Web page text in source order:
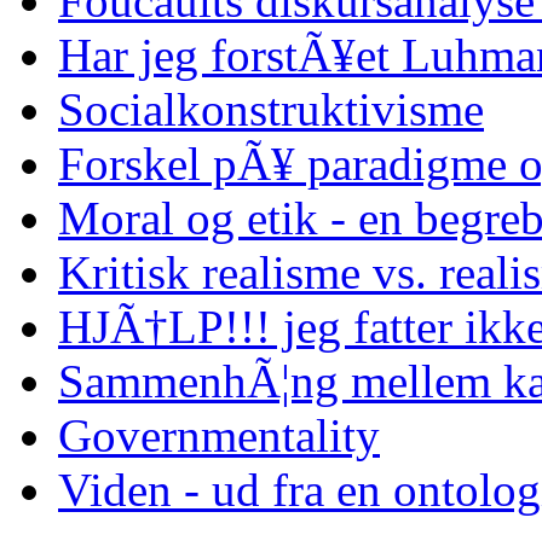
Har jeg forstÃ¥et
Socialkonstruktivisme
Forskel pÃ¥ paradigme
Moral og etik - en
Kritisk realisme vs.
HJÃ†LP!!! jeg fatter
SammenhÃ¦ng mellem
Governmentality
Viden - ud fra en